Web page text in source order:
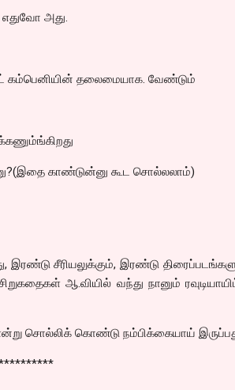
அது.
கம்பெனியின் தலைமையாக. வேண்டும்
காண்டுன்னு கூட சொல்லலாம்)
இரண்டு சீரியலுக்கும், இரண்டு
ஆ.வியில் வந்து நானும்
சொல்லிக் கொண்டு நம்பிக்கையாய்